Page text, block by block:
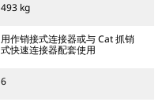
493 kg
用作销接式连接器或与 Cat 抓销
式快速连接器配套使用
6